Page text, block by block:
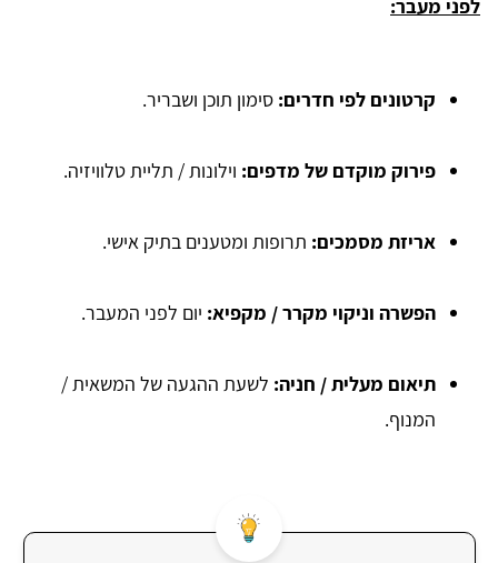
לפני מעבר:
קרטונים לפי חדרים: סימון תוכן ושבריר.
פירוק מוקדם של מדפים: וילונות / תליית טלוויזיה.
אריזת מסמכים: תרופות ומטענים בתיק אישי.
הפשרה וניקוי מקרר / מקפיא: יום לפני המעבר.
תיאום מעלית / חניה: לשעת ההגעה של המשאית /
המנוף.